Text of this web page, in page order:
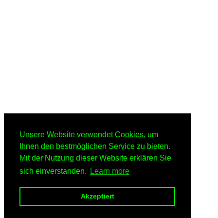
Unsere Website verwendet Cookies, um
Ihnen den bestmöglichen Service zu bieten.
Mit der Nutzung dieser Website erklären Sie
sich einverstanden.
Learn more
Akzeptiert